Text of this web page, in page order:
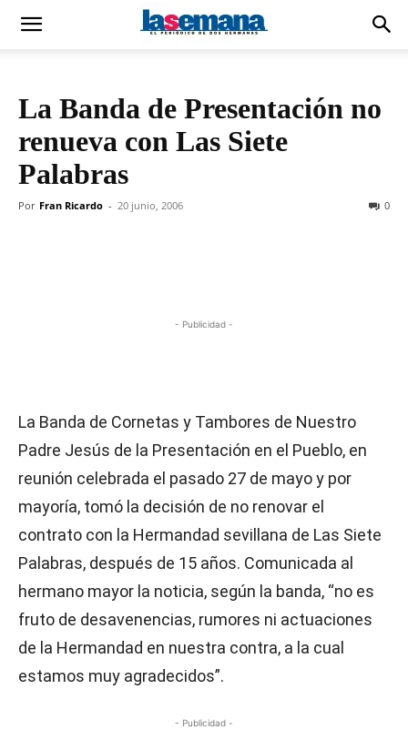
La Banda de Presentación no
renueva con Las Siete
Palabras
Por Fran Ricardo - 20 junio, 2006 0
- Publicidad -
La Banda de Cornetas y Tambores de Nuestro
Padre Jesús de la Presentación en el Pueblo, en
reunión celebrada el pasado 27 de mayo y por
mayoría, tomó la decisión de no renovar el
contrato con la Hermandad sevillana de Las Siete
Palabras, después de 15 años. Comunicada al
hermano mayor la noticia, según la banda, “no es
fruto de desavenencias, rumores ni actuaciones
de la Hermandad en nuestra contra, a la cual
estamos muy agradecidos”.
- Publicidad -